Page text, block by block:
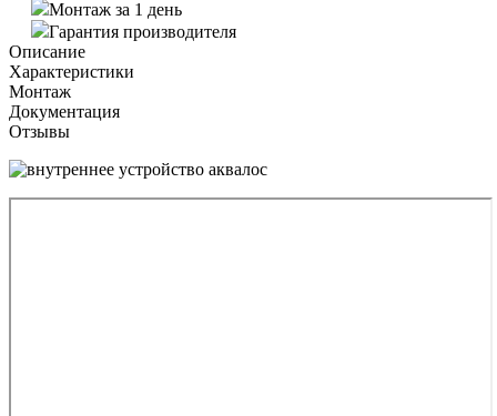
Монтаж за 1 день
Гарантия производителя
Описание
Характеристики
Монтаж
Документация
Отзывы